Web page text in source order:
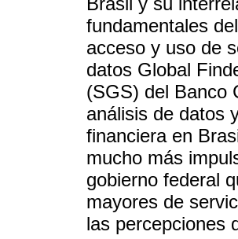
fundamentales
acceso y uso de
datos Global
(SGS) del Banco
análisis de datos
financiera en
mucho más
gobierno federal
mayores de
las percepciones